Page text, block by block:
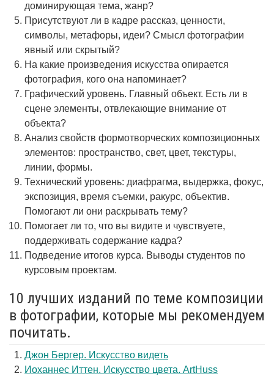
доминирующая тема, жанр?
Присутствуют ли в кадре рассказ, ценности,
символы, метафоры, идеи? Смысл фотографии
явный или скрытый?
На какие произведения искусства опирается
фотография, кого она напоминает?
Графический уровень. Главный объект. Есть ли в
сцене элементы, отвлекающие внимание от
объекта?
Анализ свойств формотворческих композиционных
элементов: пространство, свет, цвет, текстуры,
линии, формы.
Технический уровень: диафрагма, выдержка, фокус,
экспозиция, время съемки, ракурс, объектив.
Помогают ли они раскрывать тему?
Помогает ли то, что вы видите и чувствуете,
поддерживать содержание кадра?
Подведение итогов курса. Выводы студентов по
курсовым проектам.
10 лучших изданий по теме композиции
в фотографии, которые мы рекомендуем
почитать.
Джон Бергер. Искусство видеть
Иоханнес Иттен. Искусство цвета. ArtHuss